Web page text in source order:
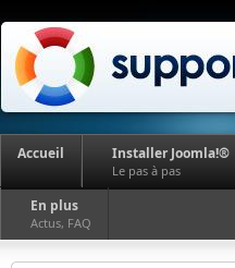
Accueil Installer Joomla!®
Le pas à pas
En plus
Actus, FAQ